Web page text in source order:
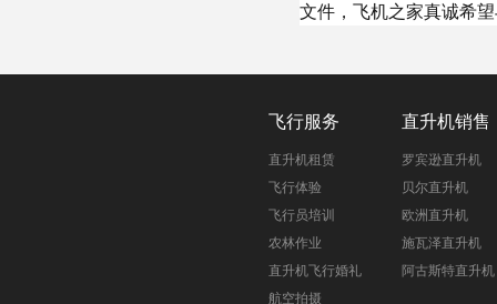
文件，飞机之家真诚希
飞行服务
直升机租赁
飞行体验
飞行员培训
农林作业
直升机飞行婚礼
航空拍摄
直升机销售
罗宾逊直升机
贝尔直升机
欧洲直升机
施瓦泽直升机
阿古斯特直升机